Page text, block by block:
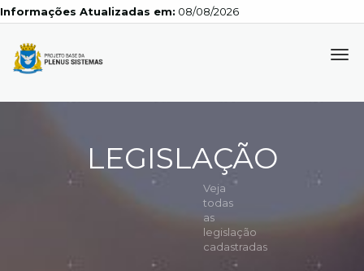
Atualizadas em: 08/08/2026
LEGISLAÇÃO
Veja
todas
as
legislação
cadastradas